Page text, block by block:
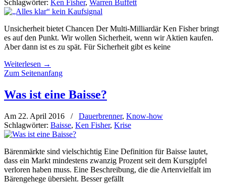
Schlagwörter: Ken Fisher, Warren Buffett
Unsicherheit bietet Chancen Der Multi-Milliardär Ken Fisher bringt
es auf den Punkt. Wir wollen Sicherheit, wenn wir Aktien kaufen.
Aber dann ist es zu spät. Für Sicherheit gibt es keine
Weiterlesen →
Zum Seitenanfang
Was ist eine Baisse?
Am 22. April 2016 / Dauerbrenner, Know-how
Schlagwörter: Baisse, Ken Fisher, Krise
Bärenmärkte sind vielschichtig Eine Definition für Baisse lautet,
dass ein Markt mindestens zwanzig Prozent seit dem Kursgipfel
verloren haben muss. Eine Beschreibung, die die Artenvielfalt im
Bärengehege übersieht. Besser gefällt